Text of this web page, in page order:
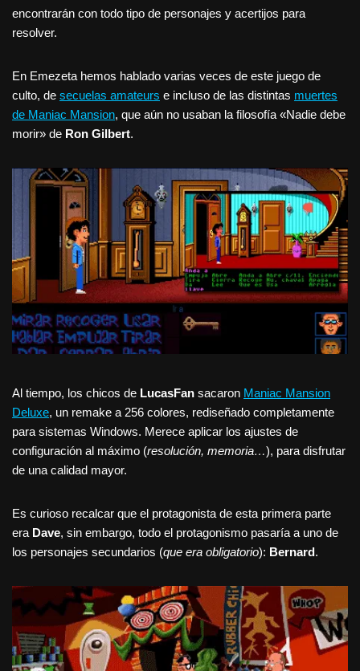
encontrarán con todo tipo de personajes y acertijos para
resolver.
En Emezeta hemos hablado varias veces de este juego de
culto, de secuelas amateurs e incluso de las distintas muertes
de Maniac Mansion, que aún no usaban la filosofía «Nadie debe
morir» de Ron Gilbert.
Al tiempo, los chicos de LucasFan sacaron Maniac Mansion
Deluxe, un remake a 256 colores, rediseñado completamente
para sistemas Windows. Merece aplicar los ajustes de
configuración al máximo (resolución, memoria…), para disfrutar
de una calidad mayor.
Es curioso recalcar que el protagonista de esta primera parte
era Dave, sin embargo, todo el protagonismo pasaría a uno de
los personajes secundarios (que era obligatorio): Bernard.